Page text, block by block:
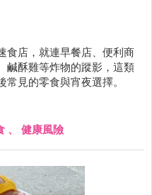
食店，就連早餐店、便利商
鹹酥雞等炸物的蹤影，這類
見的零食與宵夜選擇。
、 健康風險